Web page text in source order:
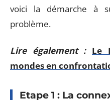
voici la démarche à
problème.
Lire également : Le
mondes en
Etape 1 : La